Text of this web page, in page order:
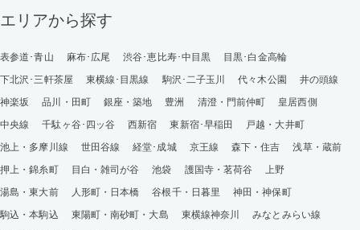
エリアから探す
表参道･青山 麻布･広尾 渋谷･恵比寿･中目黒
目黒･白金高輪
下北沢･三軒茶屋
東横線･目黒線 駒沢･二子玉川 代々木公園
井の頭線
神楽坂
品川・田町 銀座・築地 豊洲 清澄・門前仲町
皇居西側
中央線
千駄ヶ谷･四ッ谷 西新宿 東新宿･早稲田
戸越・大井町
池上・多摩川線
世田谷線 経堂･成城 京王線 森下・住吉
浅草・蔵前
押上・錦糸町
目白・雑司が谷 池袋 護国寺・茗荷谷
上野
湯島・東大前
人形町・日本橋 谷根千・日暮里
神田・神保町
駒込・本駒込
東陽町・南砂町・大島 東横線神奈川
みなとみらい線